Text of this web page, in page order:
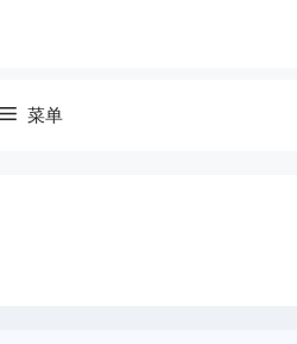
菜单